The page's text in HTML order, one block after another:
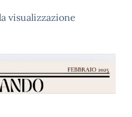
visualizzazione